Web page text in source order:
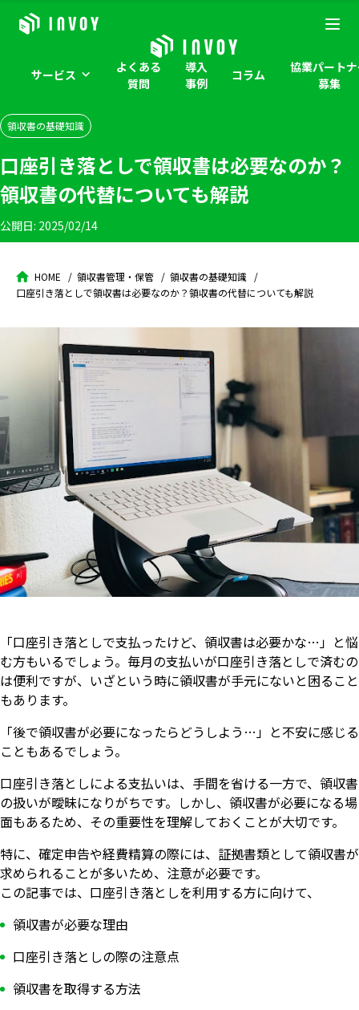
サービス
よくある
質問
導入
事例
コラム
協業パート
募集
領収書の基礎知識
口座引き落としで領収書は必要なのか？
領収書の代替についても解説
公開日: 2025/02/14
HOME 領収書管理・保管
領収書の基礎知識
口座引き落としで領収書は必要なのか？領収書の代替についても解説
「口座引き落としで支払ったけど、領収書は必要かな…」と悩
む方もいるでしょう。毎月の支払いが口座引き落としで済むの
は便利ですが、いざという時に領収書が手元にないと困ること
もあります。
「後で領収書が必要になったらどうしよう…」と不安に感じる
こともあるでしょう。
口座引き落としによる支払いは、手間を省ける一方で、領収書
の扱いが曖昧になりがちです。しかし、領収書が必要になる場
面もあるため、その重要性を理解しておくことが大切です。
特に、確定申告や経費精算の際には、証拠書類として領収書が
求められることが多いため、注意が必要です。
この記事では、口座引き落としを利用する方に向けて、
領収書が必要な理由
口座引き落としの際の注意点
領収書を取得する方法